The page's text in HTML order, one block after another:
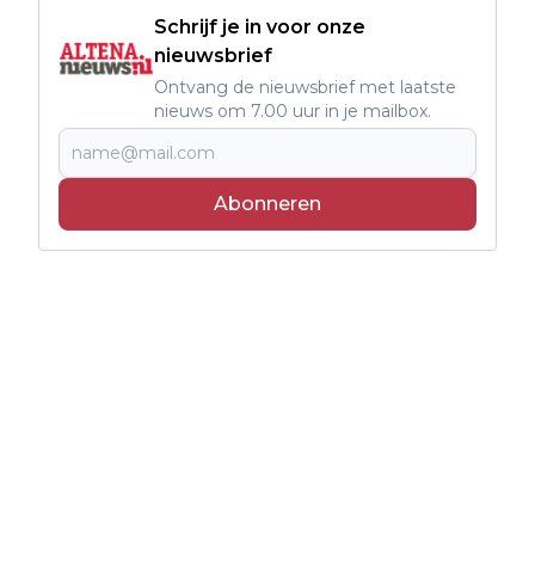
Schrijf je in voor onze
nieuwsbrief
Ontvang de nieuwsbrief met laatste
nieuws om 7.00 uur in je mailbox.
Abonneren